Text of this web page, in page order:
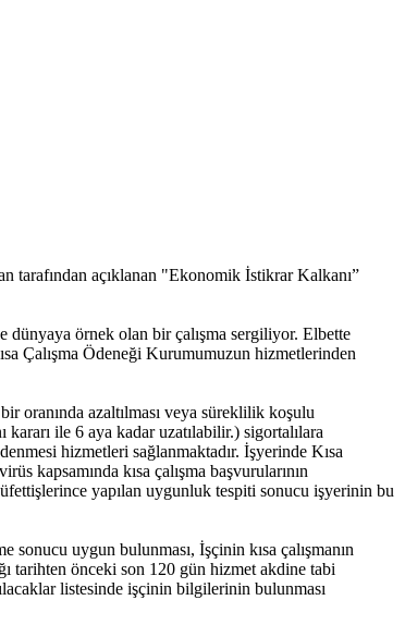
tarafından açıklanan "Ekonomik İstikrar Kalkanı”
dünyaya örnek olan bir çalışma sergiliyor. Elbette
Çalışma Ödeneği Kurumumuzun hizmetlerinden
oranında azaltılması veya süreklilik koşulu
ile 6 aya kadar uzatılabilir.) sigortalılara
hizmetleri sağlanmaktadır. İşyerinde Kısa
kapsamında kısa çalışma başvurularının
yapılan uygunluk tespiti sonucu işyerinin bu
sonucu uygun bulunması, İşçinin kısa çalışmanın
tarihten önceki son 120 gün hizmet akdine tabi
listesinde işçinin bilgilerinin bulunması